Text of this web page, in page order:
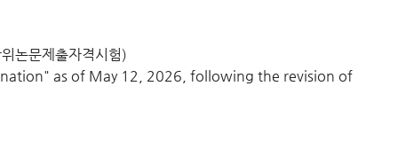
논문제출자격시험)
as of May 12, 2026, following the revision of